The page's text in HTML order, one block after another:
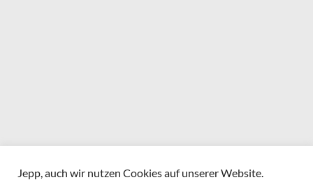
Jepp, auch wir nutzen Cookies auf unserer Website.